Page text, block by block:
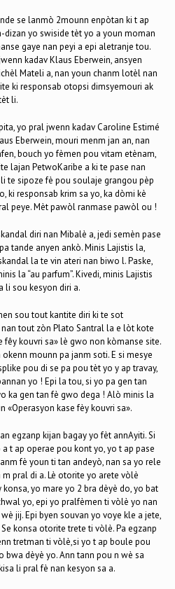
se lanmò 2mounn enpòtan ki t ap
dizan yo swiside tèt yo a youn moman
gaye nan peyi a epi aletranje tou.
kadav Klaus Eberwein, ansyen
Mateli a, nan youn chanm lotèl nan
ki responsab otopsi dimsyemouri ak
li.
yo pral jwenn kadav Caroline Estimé
Eberwein, mouri menm jan an, nan
bouch yo fèmen pou vitam etènam,
lajan PetwoKaribe a ki te pase nan
te sipoze fè pou soulaje grangou pèp
ki responsab krim sa yo, ka dòmi kè
peye. Mèt pawòl ranmase pawòl ou !
diri nan Mibalè a, jedi semèn pase
tande anyen ankò. Minis Lajistis la,
la te vin ateri nan biwo l. Paske,
la “au parfum”. Kivedi, minis Lajistis
li sou kesyon diri a.
sou tout kantite diri ki te sot
tout zòn Plato Santral la e lòt kote
fêy kouvri sa» lè gwo non kòmanse site.
mounn pa janm soti. E si mesye
pou di se pa pou tèt yo y ap travay,
yo ! Epi la tou, si yo pa gen tan
ka gen tan fè gwo dega ! Alò minis la
«Operasyon kase fèy kouvri sa».
egzanp kijan bagay yo fèt annAyiti. Si
t ap operae pou kont yo, yo t ap pase
fè youn ti tan andeyò, nan sa yo rele
pral di a. Lè otorite yo arete vòlè
yo mare yo 2 bra dèyè do, yo bat
yo, epi yo pralfèmen ti vòlè yo nan
jij. Epi byen souvan yo voye kle a jete,
konsa otorite trete ti vòlè. Pa egzanp
tretman ti vòlè,si yo t ap boule pou
bwa dèyè yo. Ann tann pou n wè sa
li pral fè nan kesyon sa a.